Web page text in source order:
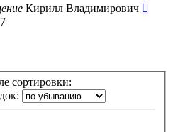
Кирилл Владимирович
сортировки: